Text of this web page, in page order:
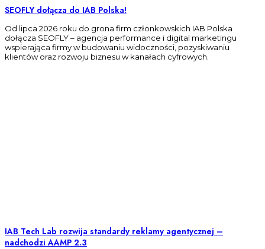
SEOFLY dołącza do IAB Polska!
Od lipca 2026 roku do grona firm członkowskich IAB Polska
dołącza SEOFLY – agencja performance i digital marketingu
wspierająca firmy w budowaniu widoczności, pozyskiwaniu
klientów oraz rozwoju biznesu w kanałach cyfrowych.
IAB Tech Lab rozwija standardy reklamy agentycznej –
nadchodzi AAMP 2.3